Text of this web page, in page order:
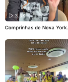
3.3K
Comprinhas de Nova York